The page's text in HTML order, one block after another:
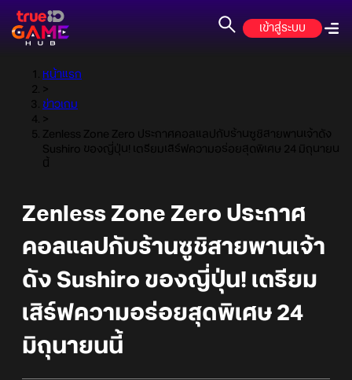
เข้าสู่ระบบ
หน้าแรก
>
ข่าวเกม
>
Zenless Zone Zero ประกาศคอลแลปกับร้านซูชิสายพานเจ้าดัง
Sushiro ของญี่ปุ่น! เตรียมเสิร์ฟความอร่อยสุดพิเศษ 24 มิถุนายน
นี้
Zenless Zone Zero ประกาศ
คอลแลปกับร้านซูชิสายพานเจ้า
ดัง Sushiro ของญี่ปุ่น! เตรียม
เสิร์ฟความอร่อยสุดพิเศษ 24
มิถุนายนนี้